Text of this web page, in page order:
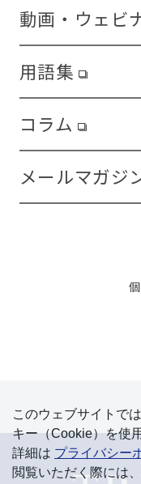
動画・ウェビ
用語集
コラム
メールマガジ
このウェブサイトで
キー（Cookie）を使
詳細は プライバシー
閲覧いただく際には